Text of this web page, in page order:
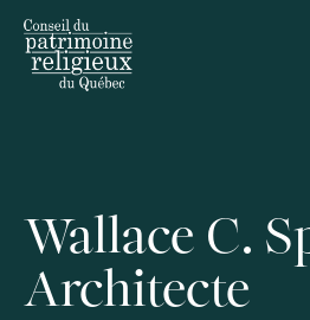
Wallace C.
Architecte